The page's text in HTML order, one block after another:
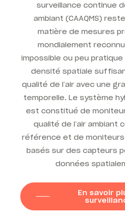
surveillance continue
ambiant (CAAQMS)
matière de mesures
mondialement
impossible ou peu
densité spatiale
qualité de l’air avec une
temporelle. Le système
est constitué de
qualité de l’air ambiant
référence et de moniteurs
basés sur des capteurs
données
En savoir